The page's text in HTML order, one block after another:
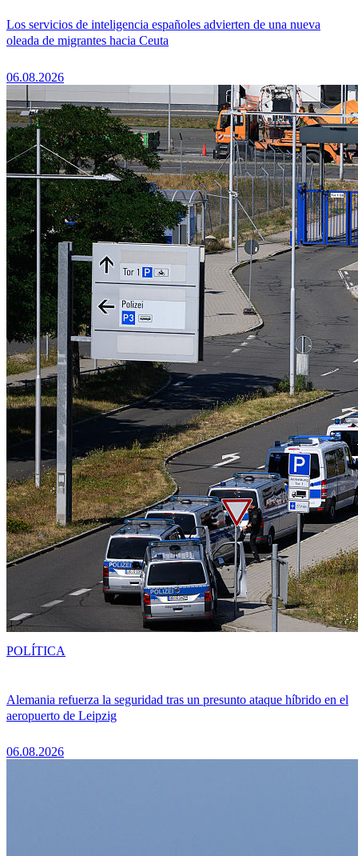
Los servicios de inteligencia españoles advierten de una nueva
oleada de migrantes hacia Ceuta
06.08.2026
Alemania refuerza la seguridad tras un presunto ataque híbrido en el
aeropuerto de Leipzig
06.08.2026
POLÍTICA